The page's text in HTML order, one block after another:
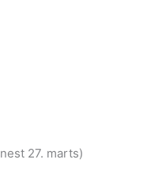
27. marts)